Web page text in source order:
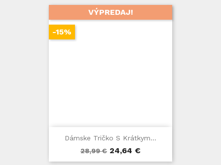
Dámske Tričko S Krátkym...
Základná
cena
28,99 € Cena
24,64 €
VÝPREDAJ!
-15%